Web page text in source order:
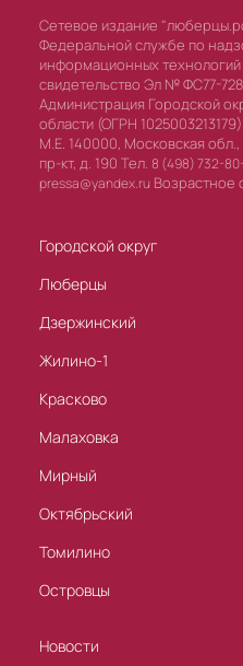
Сетевое издание
Федеральной службе по
информационных
свидетельство Эл № ФС77-
Администрация Городской
области (ОГРН
М.Е. 140000, Московская
пр-кт, д. 190 Тел. 8 (498) 732-
pressa@yandex.ru Возрастное
Городской округ
Люберцы
Дзержинский
Жилино-1
Красково
Малаховка
Мирный
Октябрьский
Томилино
Островцы
Новости